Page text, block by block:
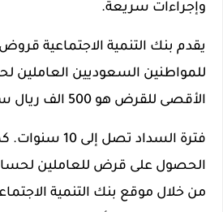
وإجراءات سريعة.
يقدم بنك التنمية الاجتماعية
للمواطنين السعوديين العاملين
الأقصى للقرض هو 500 الف ريال سعودي.
فترة السداد تصل
الحصول على قرض للعاملين
من خلال موقع بنك التنمية